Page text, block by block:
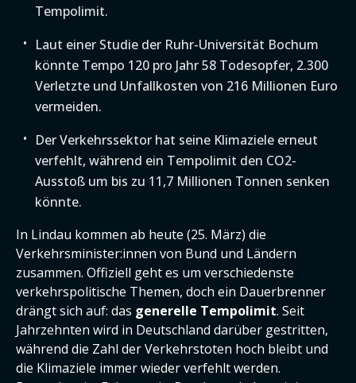
Tempolimit.
Laut einer Studie der Ruhr-Universität Bochum
könnte Tempo 120 pro Jahr 58 Todesopfer, 2.300
Verletzte und Unfallkosten von 216 Millionen Euro
vermeiden.
Der Verkehrssektor hat seine Klimaziele erneut
verfehlt, während ein Tempolimit den CO2-
Ausstoß um bis zu 11,7 Millionen Tonnen senken
könnte.
In Lindau kommen ab heute (25. März) die
Verkehrsminister:innen von Bund und Ländern
zusammen. Offiziell geht es um verschiedenste
verkehrspolitische Themen, doch ein Dauerbrenner
drängt sich auf: das generelle Tempolimit. Seit
Jahrzehnten wird in Deutschland darüber gestritten,
während die Zahl der Verkehrstoten hoch bleibt und
die Klimaziele immer wieder verfehlt werden.